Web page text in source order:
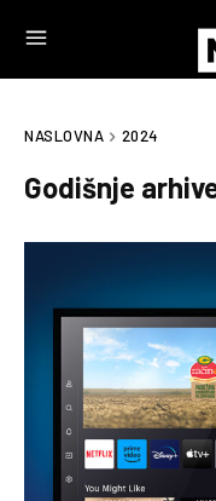
NASLOVNA 2024
Godišnje